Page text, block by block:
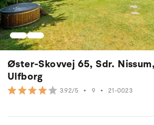
Øster-Skovvej 65, Sdr.
Ulfborg
3.92/5 • 9 • 21-0023